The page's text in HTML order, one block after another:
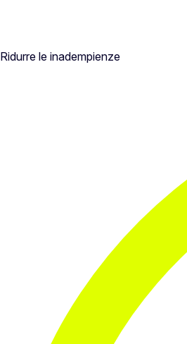
Ridurre le inadempienze